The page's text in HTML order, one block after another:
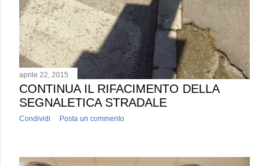
aprile 22, 2015
CONTINUA IL RIFACIMENTO DELLA
SEGNALETICA STRADALE
Condividi Posta un commento